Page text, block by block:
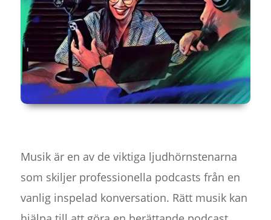
Musik är en av de viktiga ljudhörnstenarna
som skiljer professionella podcasts från en
vanlig inspelad konversation. Rätt musik kan